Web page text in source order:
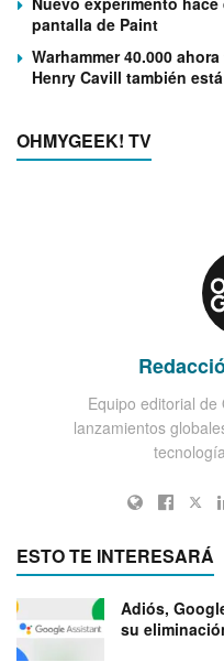
pantalla de Paint
Warhammer 40.000
Henry Cavill también
OHMYGEEK! TV
Equipo editorial
lanzamientos
ESTO TE INTERESARÁ
Adiós,
su